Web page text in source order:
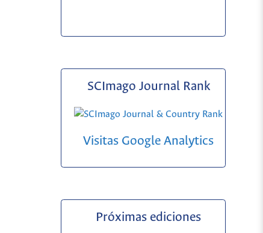
SCImago Journal Rank
Visitas Google Analytics
Próximas ediciones